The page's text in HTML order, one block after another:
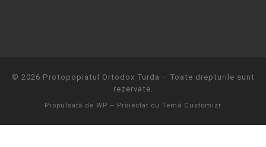
© 2026 Protopopiatul Ortodox Turda – Toate drepturile sunt
rezervate.
Propulsată de WP – Proiectat cu Temă Customizr